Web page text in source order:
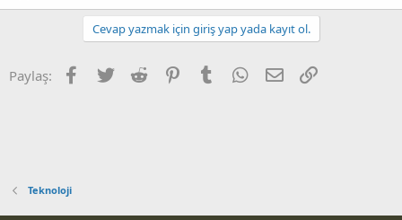
Cevap yazmak için giriş yap yada kayıt ol.
Paylaş: Facebook
Twitter Reddit PinterestTumblr WhatsApp
E-posta
Teknoloji